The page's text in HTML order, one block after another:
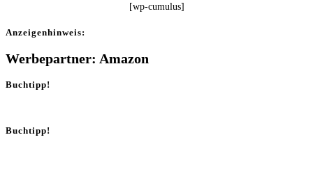
[wp-cumu­lus]
Anzei­gen­hin­weis:
Werbepartner: Amazon
Buchtipp!
Buchtipp!